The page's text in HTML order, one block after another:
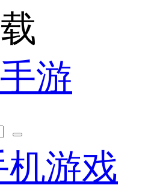
机游戏